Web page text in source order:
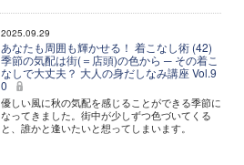
2025.09.29
あなたも周囲も輝かせる！ 着こなし術 (42)
季節の気配は街(＝店頭)の色から ─ その着こ
なしで大丈夫？ 大人の身だしなみ講座 Vol.9
0
優しい風に秋の気配を感じることができる季節に
なってきました。街中が少しずつ色づいてくる
と、誰かと逢いたいと想ってしまいます。